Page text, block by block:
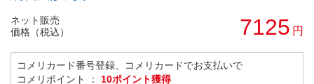
ネット販売
価格（税込）
7125 円
コメリカード番号登録、コメリカードでお支払いで
コメリポイント ： 10ポイント獲得